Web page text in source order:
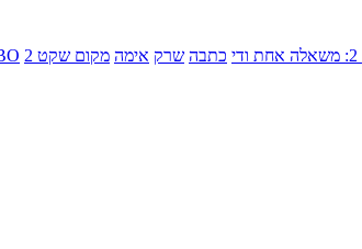
כתבה שרק אימה מקום שקט 2